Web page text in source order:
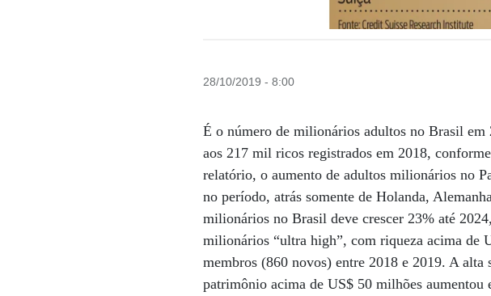
28/10/2019 - 8:00
É o número de milionários adultos no Brasil em
aos 217 mil ricos registrados em 2018,
relatório, o aumento de adultos milionários no
no período, atrás somente de Holanda,
milionários no Brasil deve crescer 23% até
milionários “ultra high”, com riqueza acima de
membros (860 novos) entre 2018 e 2019. A
patrimônio acima de US$ 50 milhões aumentou